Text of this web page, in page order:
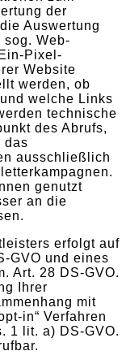
der
Auswertung
Web-
Pixel-
Website
werden, ob
welche Links
technische
des Abrufs,
das
ausschließlich
genutzt
an die
erfolgt auf
GVO und eines
Art. 28 DS-GVO.
Ihrer
mit
in“ Verfahren
1 lit. a) DS-GVO.